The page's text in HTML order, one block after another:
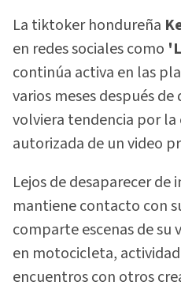
La tiktoker hondureña
en redes sociales como
continúa activa en las
varios meses después
volviera tendencia por la
autorizada de un video
Lejos de desaparecer
mantiene contacto con
comparte escenas de su
en motocicleta,
encuentros con otros